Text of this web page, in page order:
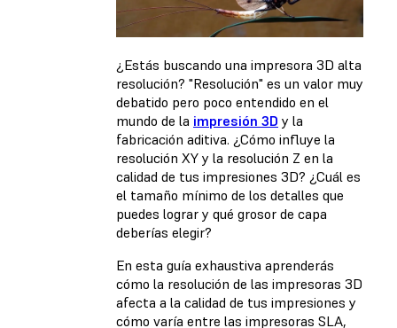
¿Estás buscando una impresora 3D alta
resolución? "Resolución" es un valor muy
debatido pero poco entendido en el
mundo de la impresión 3D y la
fabricación aditiva. ¿Cómo influye la
resolución XY y la resolución Z en la
calidad de tus impresiones 3D? ¿Cuál es
el tamaño mínimo de los detalles que
puedes lograr y qué grosor de capa
deberías elegir?
En esta guía exhaustiva aprenderás
cómo la resolución de las impresoras 3D
afecta a la calidad de tus impresiones y
cómo varía entre las impresoras SLA,